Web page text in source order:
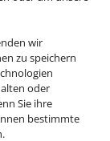
wir
zu speichern
oder
Sie ihre
bestimmte
Ihre
Vielfalt.